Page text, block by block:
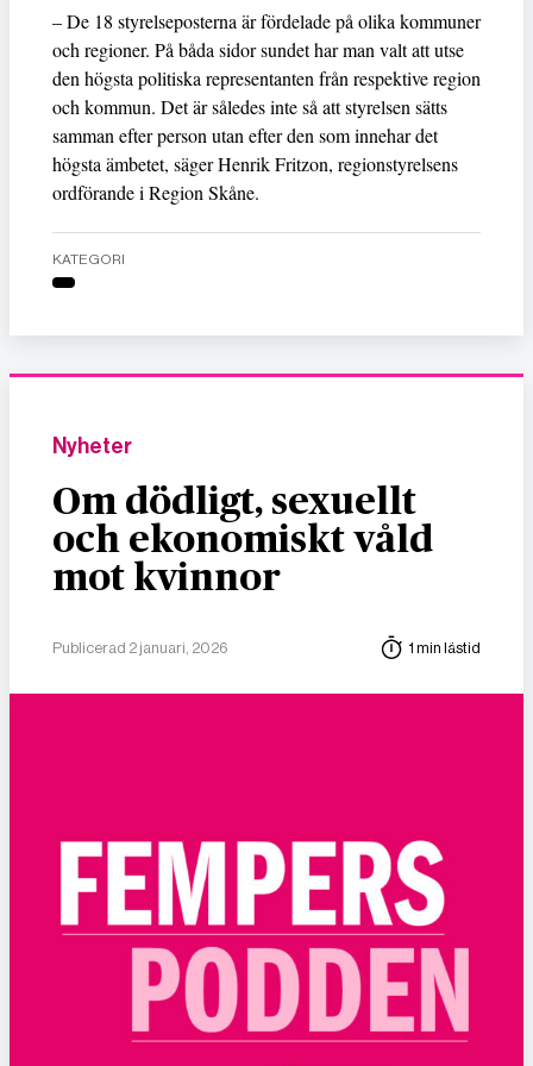
– De 18 styrelseposterna är fördelade på olika kommuner
och regioner. På båda sidor sundet har man valt att utse
den högsta politiska representanten från respektive region
och kommun. Det är således inte så att styrelsen sätts
samman efter person utan efter den som innehar det
högsta ämbetet, säger Henrik Fritzon, regionstyrelsens
ordförande i Region Skåne.
KATEGORI
Nyheter
Om dödligt, sexuellt
och ekonomiskt våld
mot kvinnor
Publicerad 2 januari, 2026 1 min lästid